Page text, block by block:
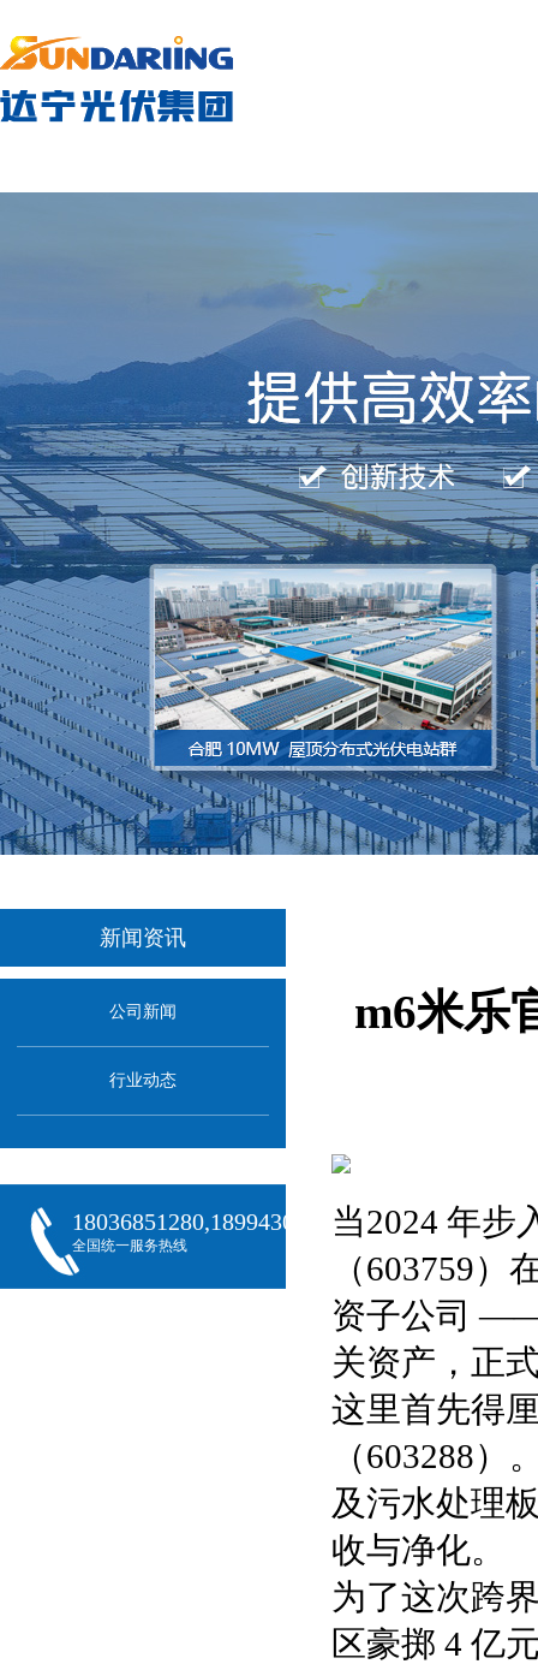
新闻资讯
公司新闻
行业动态
18036851280,18994301288,18068407382
全国统一服务热线
m6米乐
当2024 年步
（603759
资子公司
关资产，正
这里首先得
（603288
及污水处理
收与净化。
为了这次跨
区豪掷 4 亿